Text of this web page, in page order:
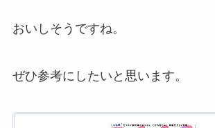
おいしそうですね。
ぜひ参考にしたいと思います。